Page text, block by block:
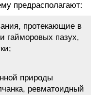
предрасполагают:
протекающие в
гайморовых пазух,
природы
ревматоидный